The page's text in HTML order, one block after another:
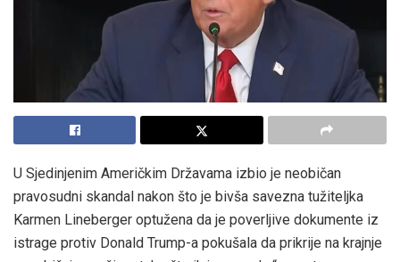
U Sjedinjenim Američkim Državama izbio je neobičan
pravosudni skandal nakon što je bivša savezna tužiteljka
Karmen Lineberger optužena da je poverljive dokumente iz
istrage protiv Donald Trump-a pokušala da prikrije na krajnje